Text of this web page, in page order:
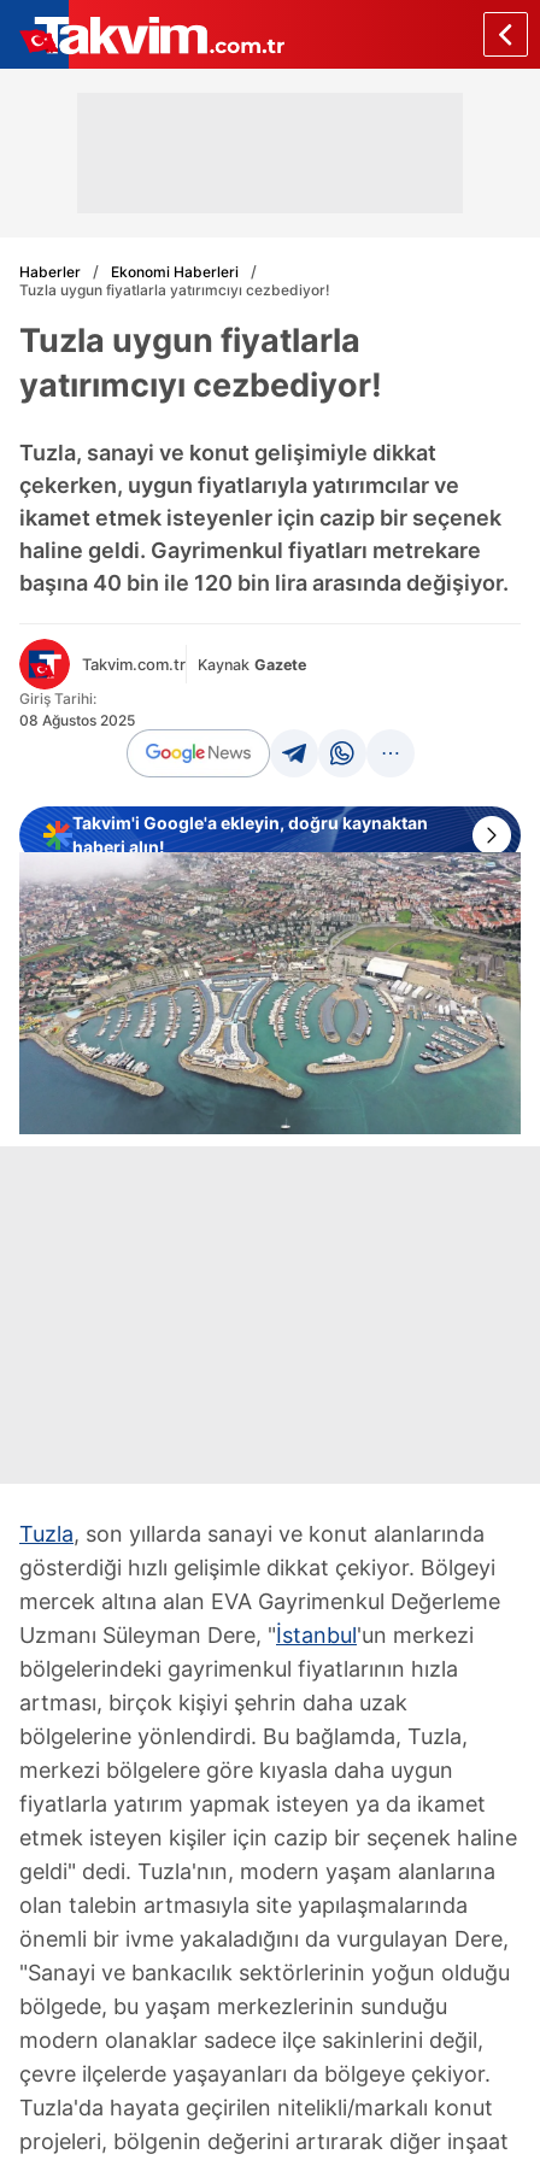
Haberler
Ekonomi Haberleri
Tuzla uygun fiyatlarla yatırımcıyı cezbediyor!
Tuzla uygun fiyatlarla
yatırımcıyı cezbediyor!
Tuzla, sanayi ve konut gelişimiyle dikkat
çekerken, uygun fiyatlarıyla yatırımcılar ve
ikamet etmek isteyenler için cazip bir seçenek
haline geldi. Gayrimenkul fiyatları metrekare
başına 40 bin ile 120 bin lira arasında değişiyor.
Takvim.com.tr Kaynak Gazete
Giriş Tarihi:
08 Ağustos 2025
Takvim'i Google'a ekleyin, doğru kaynaktan
haberi alın!
Tuzla, son yıllarda sanayi ve konut alanlarında
gösterdiği hızlı gelişimle dikkat çekiyor. Bölgeyi
mercek altına alan EVA Gayrimenkul Değerleme
Uzmanı Süleyman Dere, "İstanbul'un merkezi
bölgelerindeki gayrimenkul fiyatlarının hızla
artması, birçok kişiyi şehrin daha uzak
bölgelerine yönlendirdi. Bu bağlamda, Tuzla,
merkezi bölgelere göre kıyasla daha uygun
fiyatlarla yatırım yapmak isteyen ya da ikamet
etmek isteyen kişiler için cazip bir seçenek haline
geldi" dedi. Tuzla'nın, modern yaşam alanlarına
olan talebin artmasıyla site yapılaşmalarında
önemli bir ivme yakaladığını da vurgulayan Dere,
"Sanayi ve bankacılık sektörlerinin yoğun olduğu
bölgede, bu yaşam merkezlerinin sunduğu
modern olanaklar sadece ilçe sakinlerini değil,
çevre ilçelerde yaşayanları da bölgeye çekiyor.
Tuzla'da hayata geçirilen nitelikli/markalı konut
projeleri, bölgenin değerini artırarak diğer inşaat